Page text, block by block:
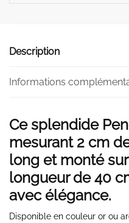
Description
Informations
Ce splendide P
mesurant 2 cm
long et monté
longueur de 40
avec élégance.
Disponible en couleur or ou